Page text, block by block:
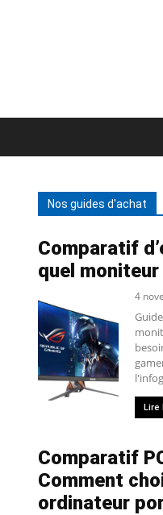
Nos guides d'achat
Comparatif
quel
4
Lire
Comparatif
Comment
ordinateur